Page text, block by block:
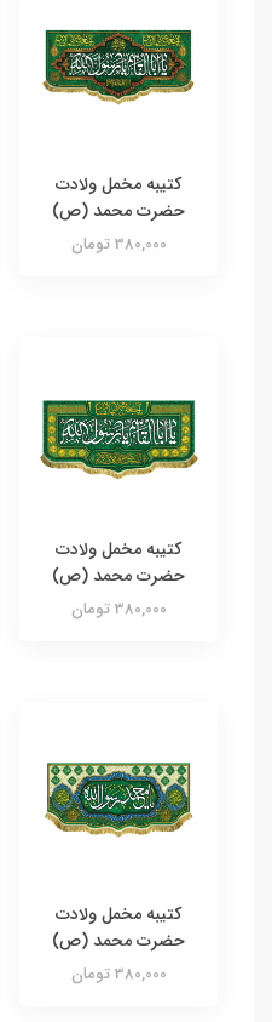
کتیبه مخمل ولادت
حضرت محمد (ص)
380,000 تومان
کتیبه مخمل ولادت
حضرت محمد (ص)
380,000 تومان
کتیبه مخمل ولادت
حضرت محمد (ص)
380,000 تومان